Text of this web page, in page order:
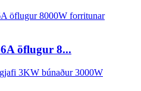
öflugur 8...